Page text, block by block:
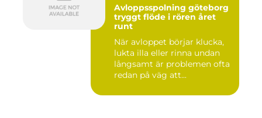
Avloppsspolning göteborg
tryggt flöde i rören året
runt
När avloppet börjar klucka,
lukta illa eller rinna undan
långsamt är problemen ofta
redan på väg att...